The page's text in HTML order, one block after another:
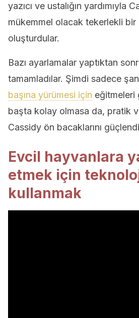
yazıcı ve ustalığın yardımıyla
mükemmel olacak tekerlekli
oluşturdular.
Bazı ayarlamalar yaptıktan
tamamladılar. Şimdi sadece
başına yürümesi için eğitmeleri
başta kolay olmasa da, pratik
Cassidy ön bacaklarını
Evcil hayvanlara
etmek için
kullanmak